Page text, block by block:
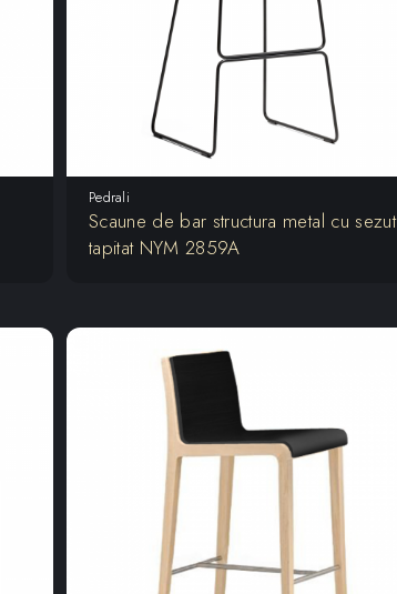
Pedrali
Scaune de bar structura metal cu sezut
tapitat NYM 2859A